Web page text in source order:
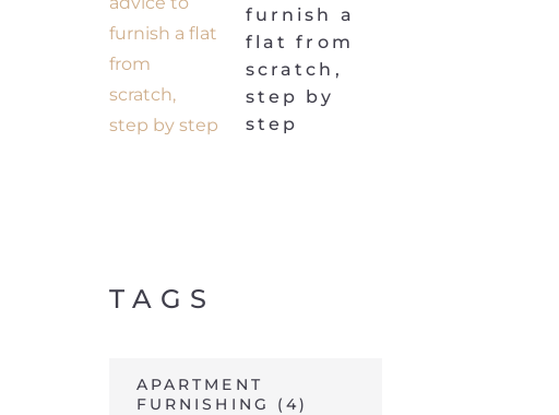
furnish a
flat from
scratch,
step by
step
TAGS
APARTMENT
FURNISHING
(4)